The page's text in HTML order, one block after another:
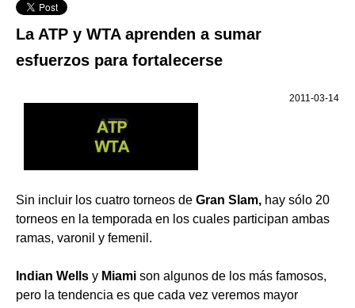
La ATP y WTA aprenden a sumar
esfuerzos para fortalecerse
2011-03-14
Sin incluir los cuatro torneos de Gran Slam, hay sólo 20
torneos en la temporada en los cuales participan ambas
ramas, varonil y femenil.
Indian Wells y Miami son algunos de los más famosos,
pero la tendencia es que cada vez veremos mayor